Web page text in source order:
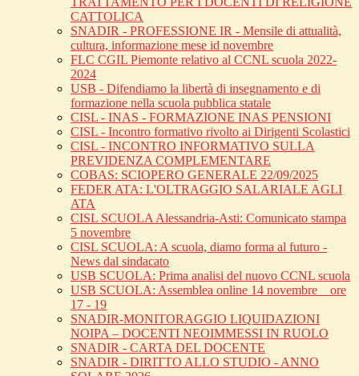
CATTOLICA
SNADIR - PROFESSIONE IR - Mensile di attualità,
cultura, informazione mese id novembre
FLC CGIL Piemonte relativo al CCNL scuola 2022-
2024
USB - Difendiamo la libertà di insegnamento e di
formazione nella scuola pubblica statale
CISL - INAS - FORMAZIONE INAS PENSIONI
CISL - Incontro formativo rivolto ai Dirigenti Scolastici
CISL - INCONTRO INFORMATIVO SULLA
PREVIDENZA COMPLEMENTARE
COBAS: SCIOPERO GENERALE 22/09/2025
FEDER ATA: L'OLTRAGGIO SALARIALE AGLI
ATA
CISL SCUOLA Alessandria-Asti: Comunicato stampa
5 novembre
CISL SCUOLA: A scuola, diamo forma al futuro -
News dal sindacato
USB SCUOLA: Prima analisi del nuovo CCNL scuola
USB SCUOLA: Assemblea online 14 novembre _ ore
17 - 19
SNADIR-MONITORAGGIO LIQUIDAZIONI
NOIPA – DOCENTI NEOIMMESSI IN RUOLO
SNADIR - CARTA DEL DOCENTE
SNADIR - DIRITTO ALLO STUDIO - ANNO